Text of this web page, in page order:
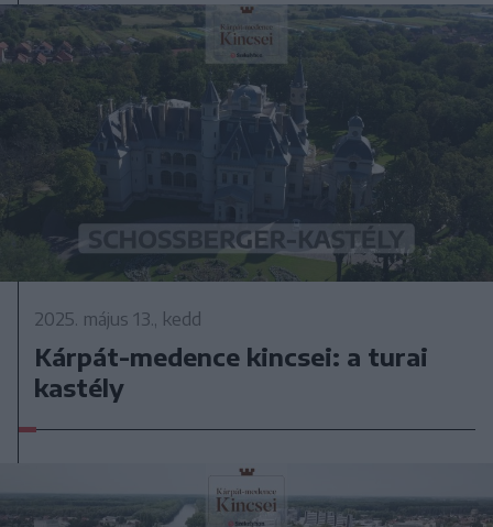
2025. május 13., kedd
Kárpát-medence kincsei: a turai
kastély